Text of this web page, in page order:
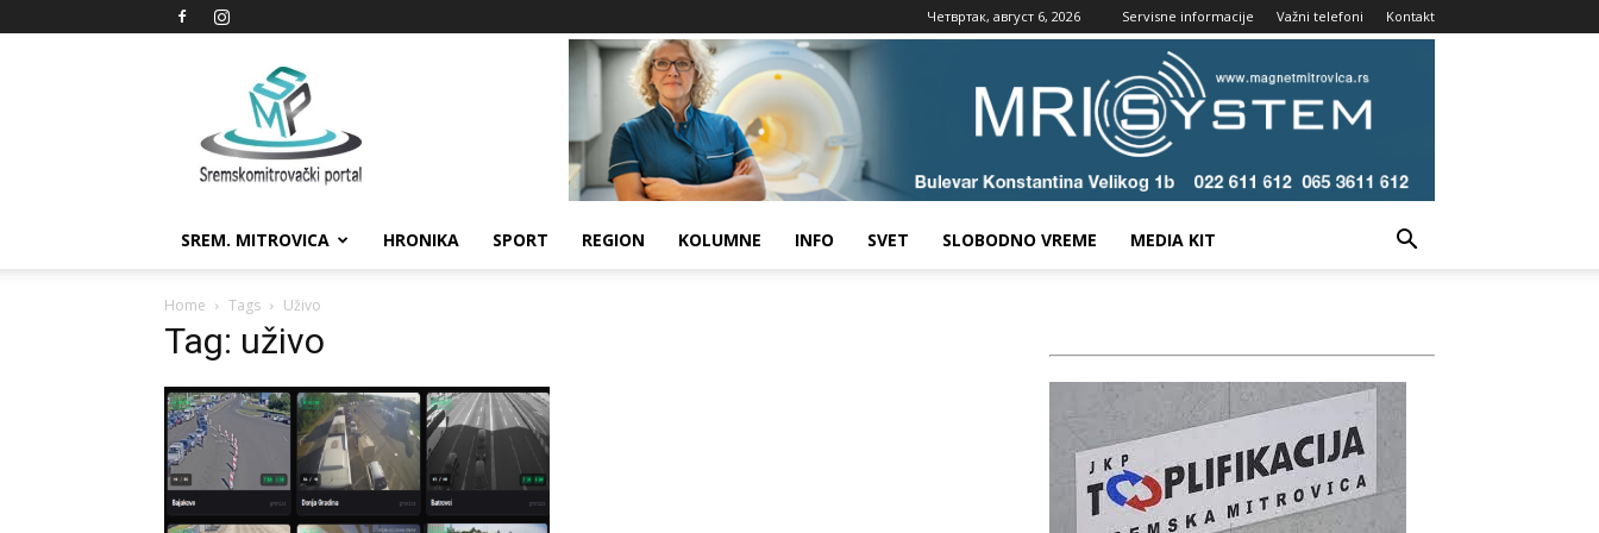
Четвртак, август 6, 2026 Servisne informacije Važni telefoni Kontakt
Sremskomitrovački
portal
SREM. MITROVICA HRONIKA SPORT REGION KOLUMNE INFO SVET SLOBODNO VREME MEDIA KIT
Home Tags Uživo
Tag: uživo